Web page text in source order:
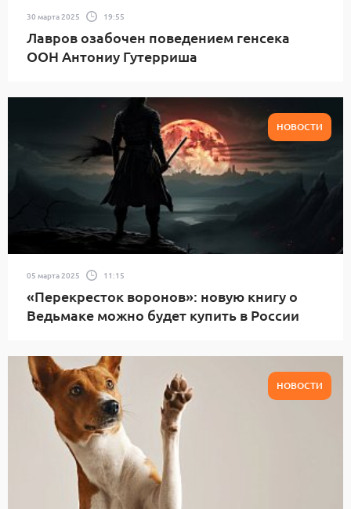
30 марта 2025 19:55
Лавров озабочен поведением генсека
ООН Антониу Гутерриша
НОВОСТИ
05 марта 2025 11:15
«Перекресток воронов»: новую книгу о
Ведьмаке можно будет купить в России
НОВОСТИ